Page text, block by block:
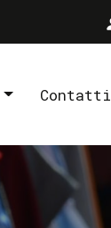
Contatti